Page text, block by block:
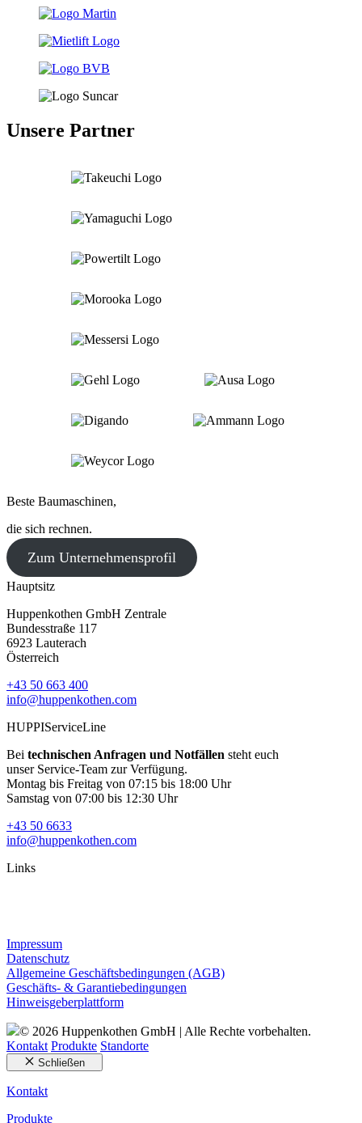
Unsere Partner
Beste Baumaschinen,
die sich rechnen.
Zum Unternehmensprofil
Hauptsitz
Huppenkothen GmbH Zentrale
Bundesstraße 117
6923 Lauterach
Österreich
+43 50 663 400
info@huppenkothen.com
HUPPIServiceLine
Bei technischen Anfragen und Notfällen steht euch
unser Service-Team zur Verfügung.
Montag bis Freitag von 07:15 bis 18:00 Uhr
Samstag von 07:00 bis 12:30 Uhr
+43 50 6633
info@huppenkothen.com
Links
Impressum
Datenschutz
Allgemeine Geschäftsbedingungen (AGB)
Geschäfts- & Garantiebedingungen
Hinweisgeberplattform
© 2026 Huppenkothen GmbH | Alle Rechte vorbehalten.
Kontakt Produkte Standorte
Schließen
Kontakt
Produkte